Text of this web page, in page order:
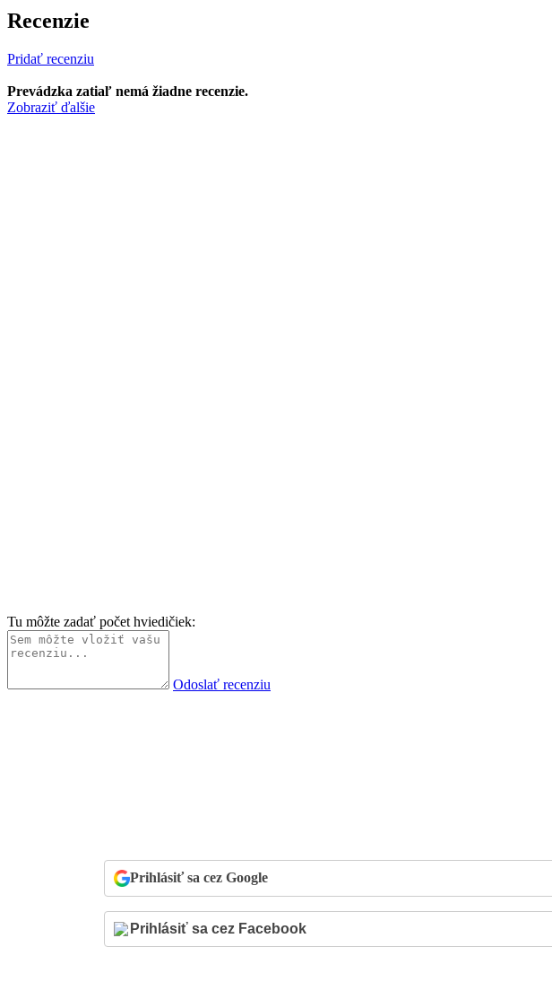
Recenzie
Pridať recenziu
Prevádzka zatiaľ nemá žiadne recenzie.
Zobraziť ďalšie
Tu môžte zadať počet hviedičiek:
Odoslať recenziu
Prihlásiť sa cez Google